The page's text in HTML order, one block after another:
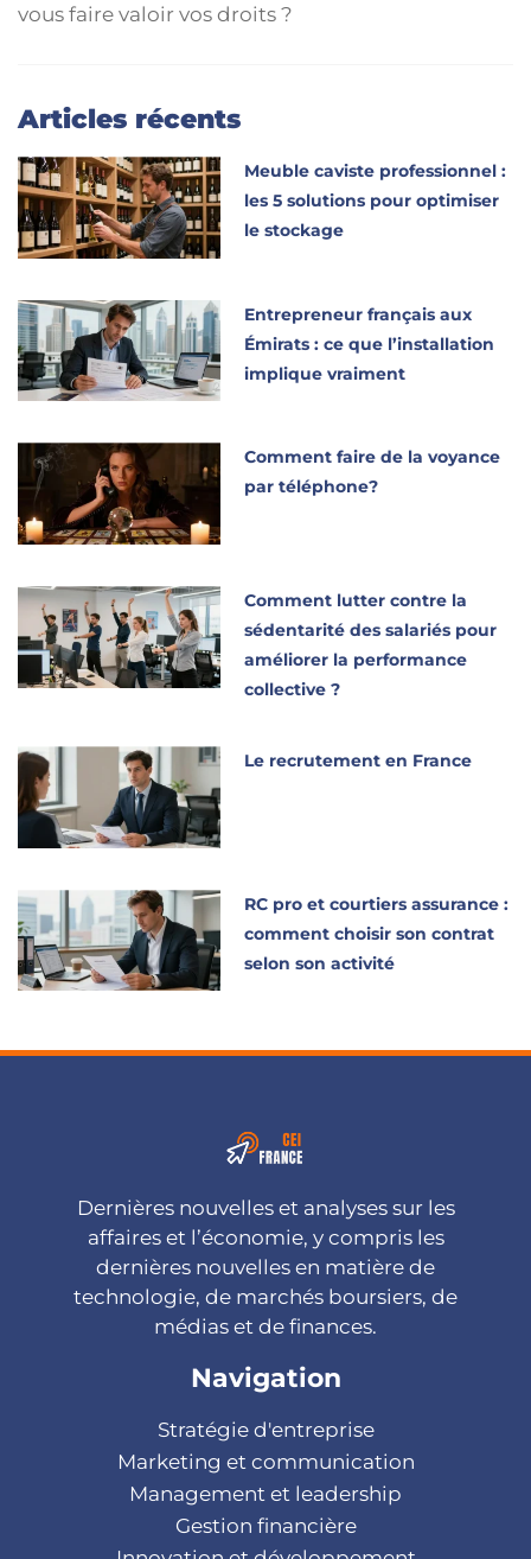
vous faire valoir vos droits ?
Articles récents
Meuble caviste professionnel :
les 5 solutions pour optimiser
le stockage
Entrepreneur français aux
Émirats : ce que l’installation
implique vraiment
Comment faire de la voyance
par téléphone?
Comment lutter contre la
sédentarité des salariés pour
améliorer la performance
collective ?
Le recrutement en France
RC pro et courtiers assurance :
comment choisir son contrat
selon son activité
Dernières nouvelles et analyses sur les
affaires et l’économie, y compris les
dernières nouvelles en matière de
technologie, de marchés boursiers, de
médias et de finances.
Navigation
Stratégie d'entreprise
Marketing et communication
Management et leadership
Gestion financière